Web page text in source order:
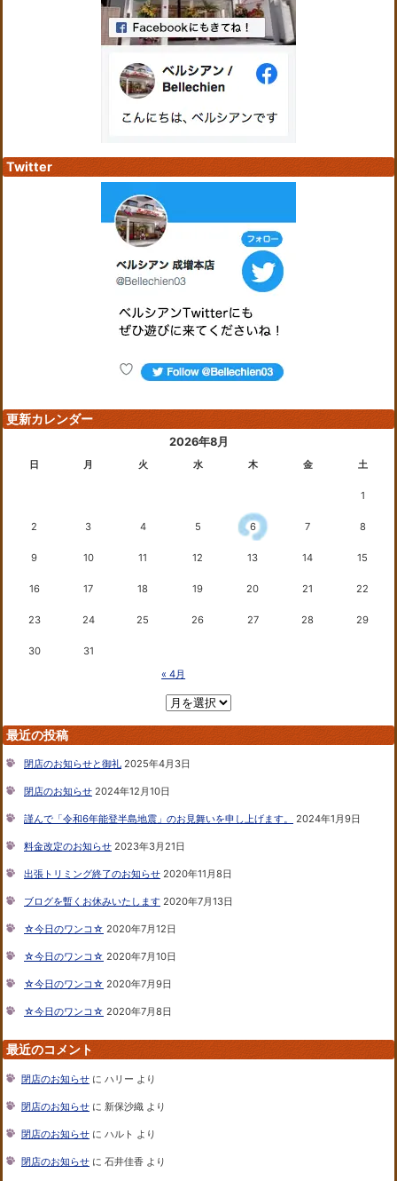
Twitter
更新カレンダー
2026年8月
日 月 火 水 木 金 土
1
2 3 4 5 6 7 8
9 10 11 12 13 14 15
16 17 18 19 20 21 22
23 24 25 26 27 28 29
30
31
« 4月
最近の投稿
閉店のお知らせと御礼 2025年4月3日
閉店のお知らせ 2024年12月10日
謹んで「令和6年能登半島地震」のお見舞いを申し上げます。 2024年1月9日
料金改定のお知らせ 2023年3月21日
出張トリミング終了のお知らせ 2020年11月8日
ブログを暫くお休みいたします 2020年7月13日
☆今日のワンコ☆ 2020年7月12日
☆今日のワンコ☆ 2020年7月10日
☆今日のワンコ☆ 2020年7月9日
☆今日のワンコ☆ 2020年7月8日
最近のコメント
閉店のお知らせ に ハリー より
閉店のお知らせ に 新保沙織 より
閉店のお知らせ に ハルト より
閉店のお知らせ に 石井佳香 より